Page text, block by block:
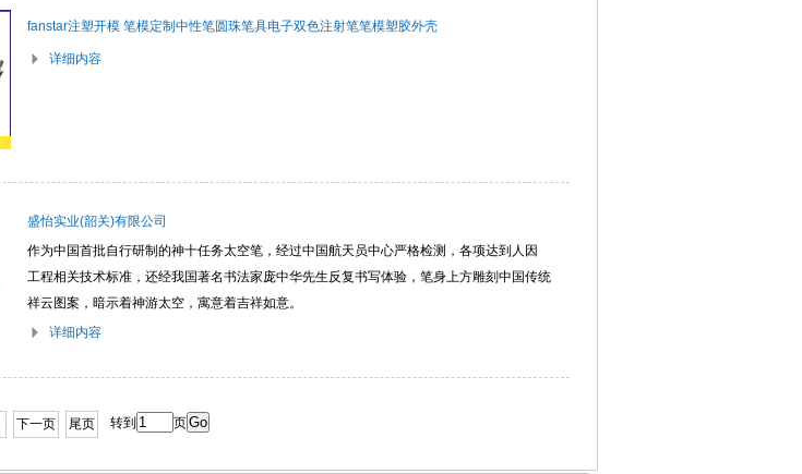
fanstar注塑开模 笔模定制中性笔圆珠笔具电子双色注射笔笔模塑胶外壳
详细内容
盛怡实业(韶关)有限公司
作为中国首批自行研制的神十任务太空笔，经过中国航天员中心严格检测，各项达到人因
工程相关技术标准，还经我国著名书法家庞中华先生反复书写体验，笔身上方雕刻中国传统
祥云图案，暗示着神游太空，寓意着吉祥如意。
详细内容
下一页 尾页 转到 页